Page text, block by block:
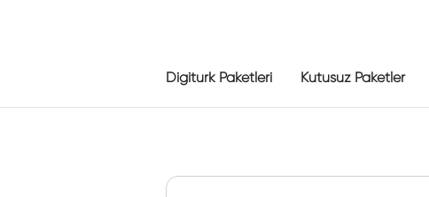
Digiturk Paketleri Kutusuz Paketler